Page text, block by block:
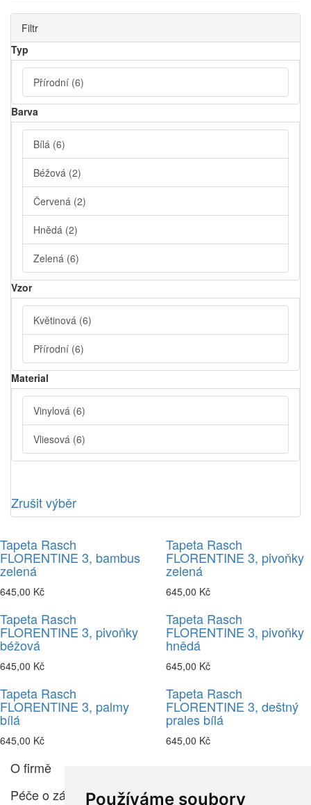
Používáme soubory
Filtr
Typ
Přírodní (6)
Barva
Bílá (6)
Béžová (2)
Červená (2)
Hnědá (2)
Zelená (6)
Vzor
Květinová (6)
Přírodní (6)
Material
Vinylová (6)
Vliesová (6)
Zrušit výběr
Tapeta Rasch
FLORENTINE 3, bambus
zelená
645,00 Kč
Tapeta Rasch
FLORENTINE 3, pivoňky
zelená
645,00 Kč
Tapeta Rasch
FLORENTINE 3, pivoňky
béžová
645,00 Kč
Tapeta Rasch
FLORENTINE 3, pivoňky
hnědá
645,00 Kč
Tapeta Rasch
FLORENTINE 3, palmy
bílá
645,00 Kč
Tapeta Rasch
FLORENTINE 3, deštný
prales bílá
645,00 Kč
O firmě
Péče o zákazníka